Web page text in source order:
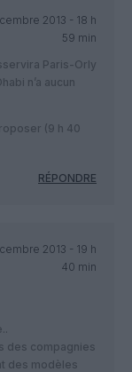
2013 - 18 h
59 min
Paris-Orly
n’a aucun
(9 h 40
RÉPONDRE
2013 - 19 h
40 min
des compagnies
des modèles